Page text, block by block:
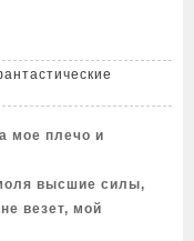
мое плечо и
высшие силы,
везет, мой